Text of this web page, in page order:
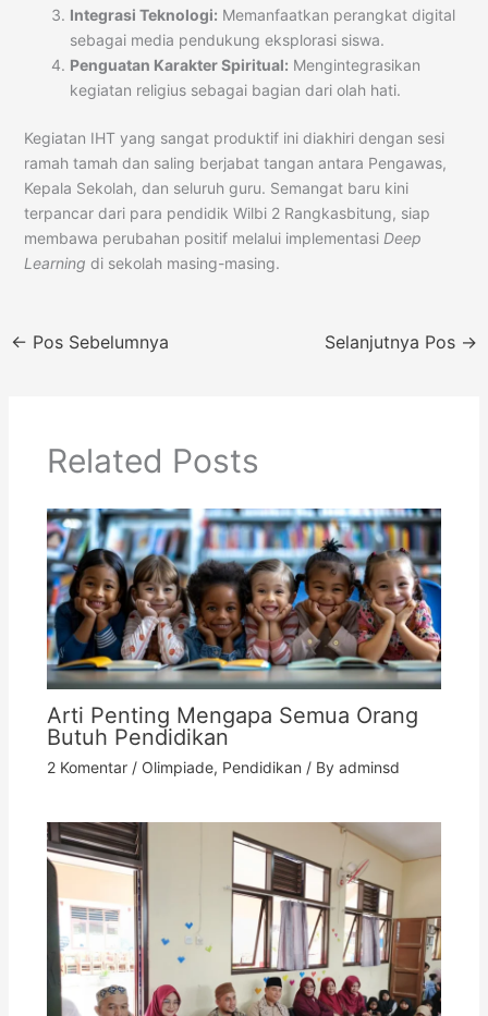
Integrasi Teknologi: Memanfaatkan perangkat digital
sebagai media pendukung eksplorasi siswa.
Penguatan Karakter Spiritual: Mengintegrasikan
kegiatan religius sebagai bagian dari olah hati.
Kegiatan IHT yang sangat produktif ini diakhiri dengan sesi
ramah tamah dan saling berjabat tangan antara Pengawas,
Kepala Sekolah, dan seluruh guru. Semangat baru kini
terpancar dari para pendidik Wilbi 2 Rangkasbitung, siap
membawa perubahan positif melalui implementasi Deep
Learning di sekolah masing-masing.
← Pos Sebelumnya Selanjutnya Pos →
Related Posts
Arti Penting Mengapa Semua Orang
Butuh Pendidikan
2 Komentar / Olimpiade, Pendidikan / By adminsd